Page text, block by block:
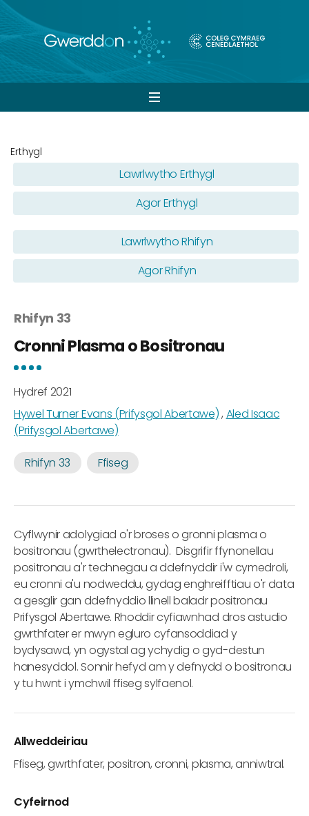
Open
Erthygl
Lawrlwytho Erthygl
Agor Erthygl
Lawrlwytho Rhifyn
Agor Rhifyn
Rhifyn 33
Cronni Plasma o Bositronau
Hydref 2021
Hywel Turner Evans (Prifysgol Abertawe), Aled Isaac
(Prifysgol Abertawe)
Rhifyn 33 Ffiseg
Cyflwynir adolygiad o'r broses o gronni plasma o
bositronau (gwrthelectronau). Disgrifir ffynonellau
positronau a'r technegau a ddefnyddir i'w cymedroli,
eu cronni a'u nodweddu, gydag enghreifftiau o'r data
a gesglir gan ddefnyddio llinell baladr positronau
Prifysgol Abertawe. Rhoddir cyfiawnhad dros astudio
gwrthfater er mwyn egluro cyfansoddiad y
bydysawd, yn ogystal ag ychydig o gyd-destun
hanesyddol. Sonnir hefyd am y defnydd o bositronau
y tu hwnt i ymchwil ffiseg sylfaenol.
Allweddeiriau
Ffiseg, gwrthfater, positron, cronni, plasma, anniwtral.
Cyfeirnod